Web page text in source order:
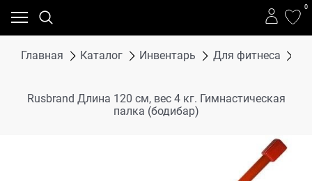
0
Главная Каталог Инвентарь Для фитнеса
Rusbrand Длина 120 см, вес 4 кг. Гимнастическая
палка (бодибар)